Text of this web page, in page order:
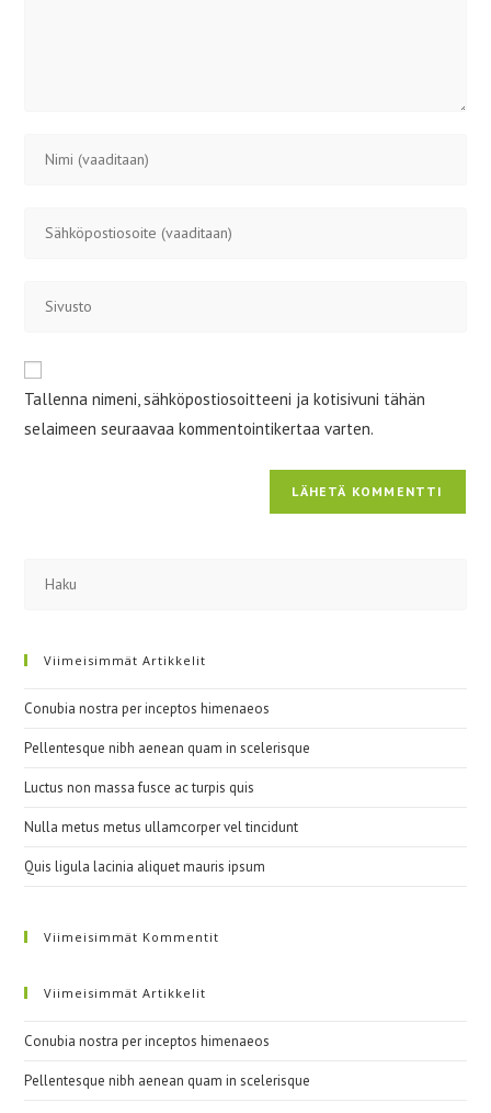
käyttäjätunnuksesi
sähköpostiosoitteesi
osoite/URL
(valinnainen)
Tallenna nimeni, sähköpostiosoitteeni ja kotisivuni tähän
selaimeen seuraavaa kommentointikertaa varten.
Viimeisimmät Artikkelit
Conubia nostra per inceptos himenaeos
Pellentesque nibh aenean quam in scelerisque
Luctus non massa fusce ac turpis quis
Nulla metus metus ullamcorper vel tincidunt
Quis ligula lacinia aliquet mauris ipsum
Viimeisimmät Kommentit
Viimeisimmät Artikkelit
Conubia nostra per inceptos himenaeos
Pellentesque nibh aenean quam in scelerisque